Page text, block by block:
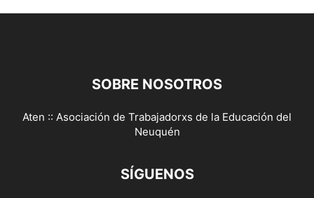
SOBRE NOSOTROS
Aten :: Asociación de Trabajadorxs de la Educación del
Neuquén
SÍGUENOS